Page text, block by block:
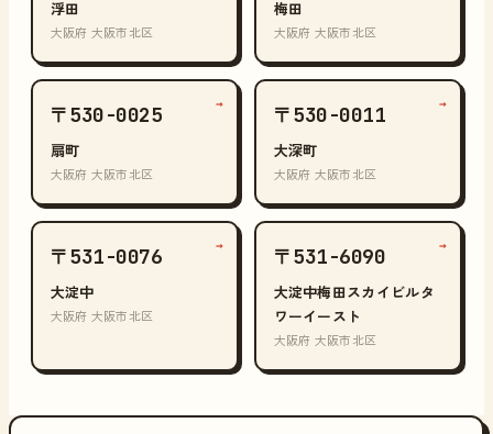
浮田
大阪府 大阪市北区
梅田
大阪府 大阪市北区
〒530-0025
扇町
大阪府 大阪市北区
→ 〒530-0011
大深町
大阪府 大阪市北区
→
〒531-0076
大淀中
大阪府 大阪市北区
→ 〒531-6090
大淀中梅田スカイビルタ
ワーイースト
大阪府 大阪市北区
→